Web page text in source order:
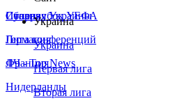
Сборная Украины
Италия
Германия
Франция
Нидерланды
Суперкубок УЕФА
Лига конференций
ЛЧ - Top News
Украина
Украина
Первая лига
Вторая лига